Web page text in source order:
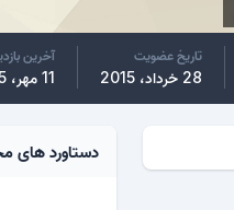
تاریخ عضویت
28 خرداد، 2015
آخرین
11 مهر، 2015
دستاورد های